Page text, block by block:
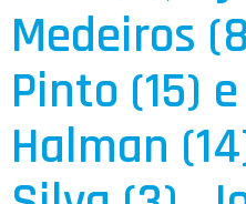
Medeiros
Pinto (15)
Halman